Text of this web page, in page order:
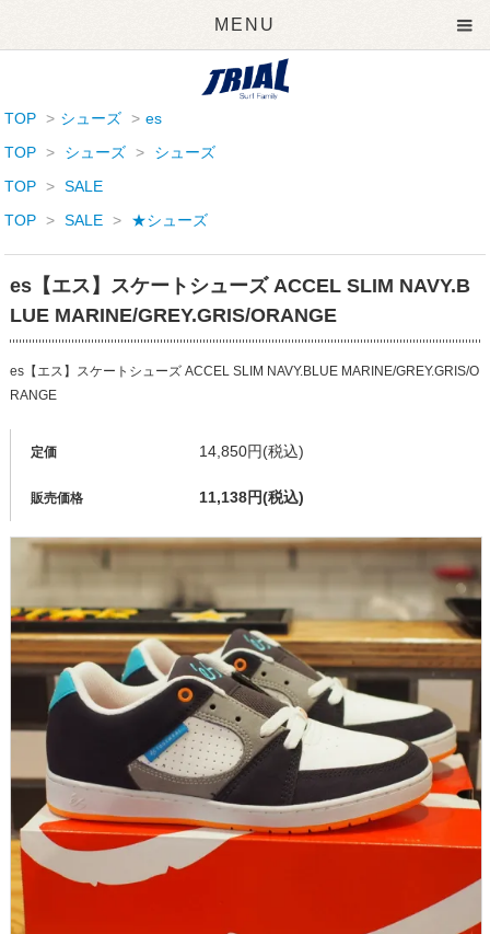
MENU
TOP > シューズ > es
TOP > シューズ >
シューズ
TOP > SALE
TOP > SALE > ★シューズ
es【エス】スケートシューズ ACCEL SLIM NAVY.B
LUE MARINE/GREY.GRIS/ORANGE
es【エス】スケートシューズ ACCEL SLIM NAVY.BLUE MARINE/GREY.GRIS/O
RANGE
定価 14,850円(税込)
販売価格 11,138円(税込)